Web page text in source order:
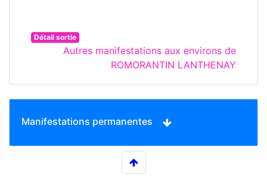
Détail sortie
Autres manifestations aux environs de
ROMORANTIN LANTHENAY
Manifestations permanentes